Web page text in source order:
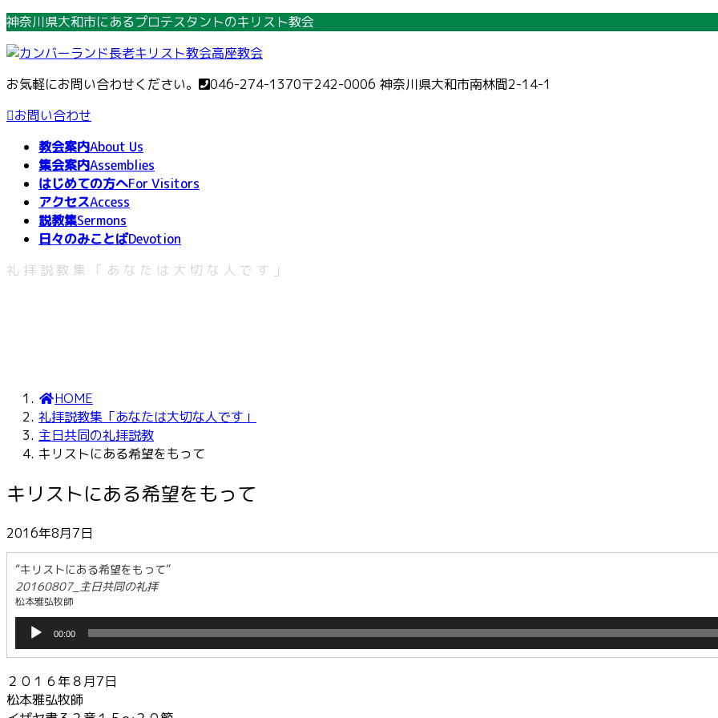
コ
テ
ン
ツ
へ
ナ
ゲ
ー
シ
ョ
神奈川県大和市にあるプロテスタントのキリスト教会
お気軽にお問い合わせください。 046-274-1370〒242-0006 神奈川県大和市南林間2-14-1
お問い合わせ
教会案内About Us
集会案内Assemblies
はじめての方へFor Visitors
アクセスAccess
説教集Sermons
日々のみことばDevotion
礼拝説教集「あなたは大切な人です」
HOME
礼拝説教集「あなたは大切な人です」
主日共同の礼拝説教
キリストにある希望をもって
キリストにある希望をもって
2016年8月7日
“キリストにある希望をもって”
20160807_主日共同の礼拝
松本雅弘牧師
プ
レ
ー
ヤ
00:00
２０１６年８月7日
松本雅弘牧師